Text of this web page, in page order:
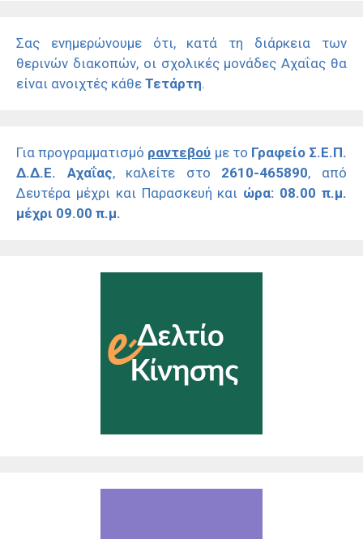
Σας ενημερώνουμε ότι, κατά τη διάρκεια των
θερινών διακοπών, οι σχολικές μονάδες Αχαΐας θα
είναι ανοιχτές κάθε Τετάρτη.
Για προγραμματισμό ραντεβού με το Γραφείο Σ.Ε.Π.
Δ.Δ.Ε. Αχαΐας, καλείτε στο 2610-465890, από
Δευτέρα μέχρι και Παρασκευή και ώρα: 08.00 π.μ.
μέχρι 09.00 π.μ.